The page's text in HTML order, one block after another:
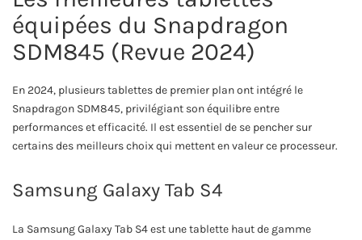
équipées du Snapdragon
SDM845 (Revue 2024)
En 2024, plusieurs tablettes de premier plan ont intégré le
Snapdragon SDM845, privilégiant son équilibre entre
performances et efficacité. Il est essentiel de se pencher sur
certains des meilleurs choix qui mettent en valeur ce processeur.
Samsung Galaxy Tab S4
La Samsung Galaxy Tab S4 est une tablette haut de gamme